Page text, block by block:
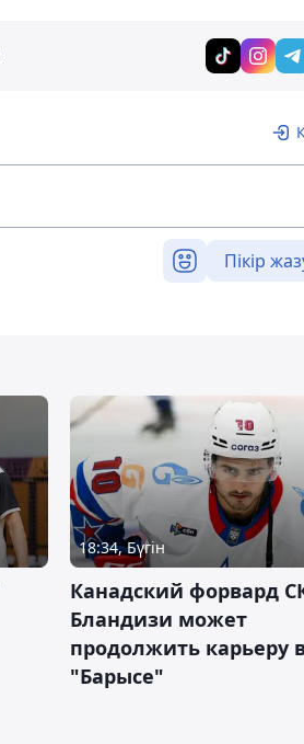
Пікір
18:34, Бүгін
Канадский форвард
Бландизи может
продолжить карьеру
"Барысе"